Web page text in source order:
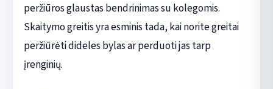
peržiūros glaustas bendrinimas su kolegomis.
Skaitymo greitis yra esminis tada, kai norite greitai
peržiūrėti dideles bylas ar perduoti jas tarp
įrenginių.